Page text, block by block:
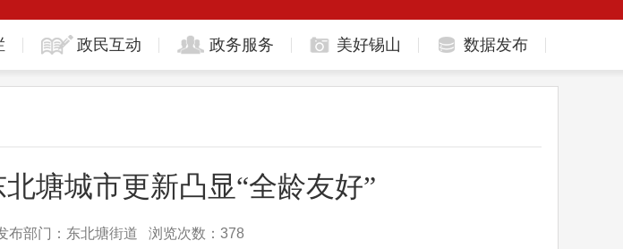
政民互动 政务服务 美好锡山 数据发布
塘城市更新凸显“全龄友好”
部门：东北塘街道 浏览次数： 378